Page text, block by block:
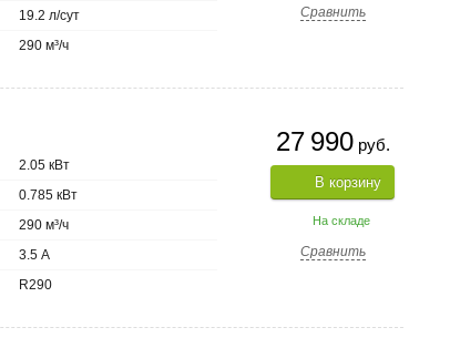
Сравнить
19.2 л/сут
290 м³/ч
27 990руб.
В корзину
На складе
Сравнить
2.05 кВт
0.785 кВт
290 м³/ч
3.5 А
R290